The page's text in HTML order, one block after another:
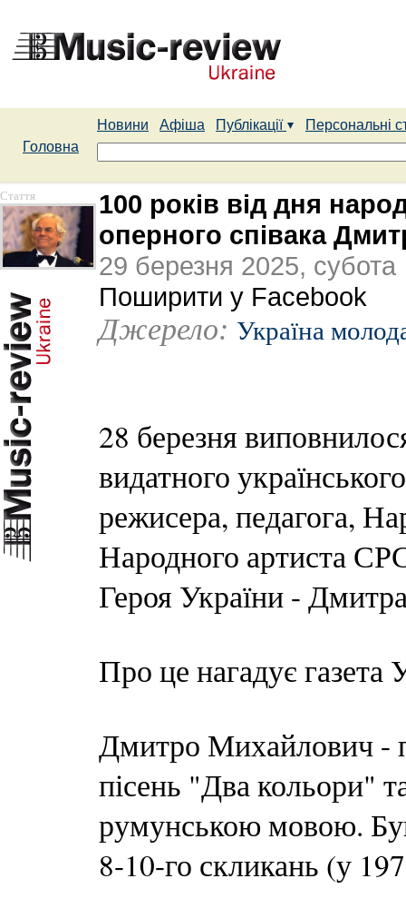
Новини Афіша Публікації
Персональні
Головна
Стаття
100 років від дня
оперного співака
29 березня 2025, субота
Поширити у Facebook
Джерело: Україна
28 березня
видатного
режисера, педагога,
Народного артиста
Героя України -
Про це нагадує газета
Дмитро Михайлович -
пісень "Два кольори"
румунською мовою.
8-10-го скликань (у